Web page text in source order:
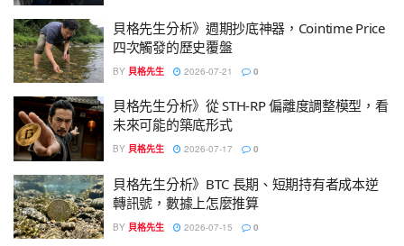
貝格先生分析》週期抄底神器，Cointime Price
四次觸發的歷史覆盤
BY 貝格先生 2026-07-21 0
貝格先生分析》從 STH-RP 偏離度調整模型，看
未來可能的築底形式
BY 貝格先生 2026-07-17 0
貝格先生分析》BTC 長期、短期持有者成本逆
轉訊號，數據上怎麼推算
BY 貝格先生 2026-07-15 0